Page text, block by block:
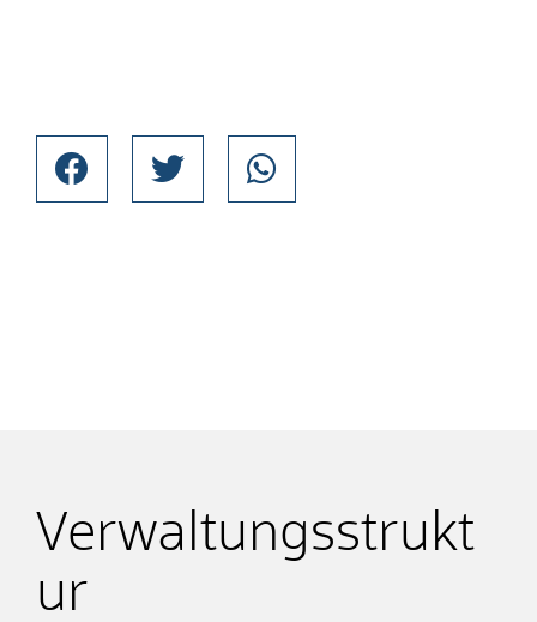
Verwaltungsstrukt
ur